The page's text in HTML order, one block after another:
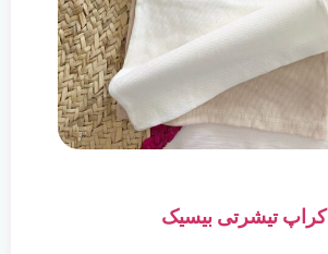
کراپ تیشرتی بیسیک